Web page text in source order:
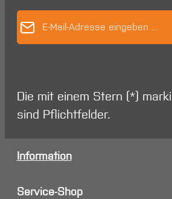
Die mit einem Stern (*)
sind Pflichtfelder.
Information
Service-Shop